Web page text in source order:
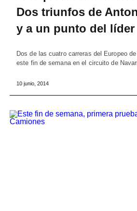
Dos triunfos de
y a un punto del líder
Dos de las cuatro carreras del Europeo
este fin de semana en el circuito de
10 junio, 2014